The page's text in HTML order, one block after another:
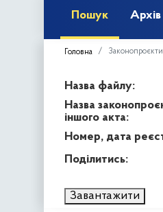
Пошук Архів
Головна
Назва файлу:
Назва
іншого акта:
Номер, дата
Поділитись:
Завантажити